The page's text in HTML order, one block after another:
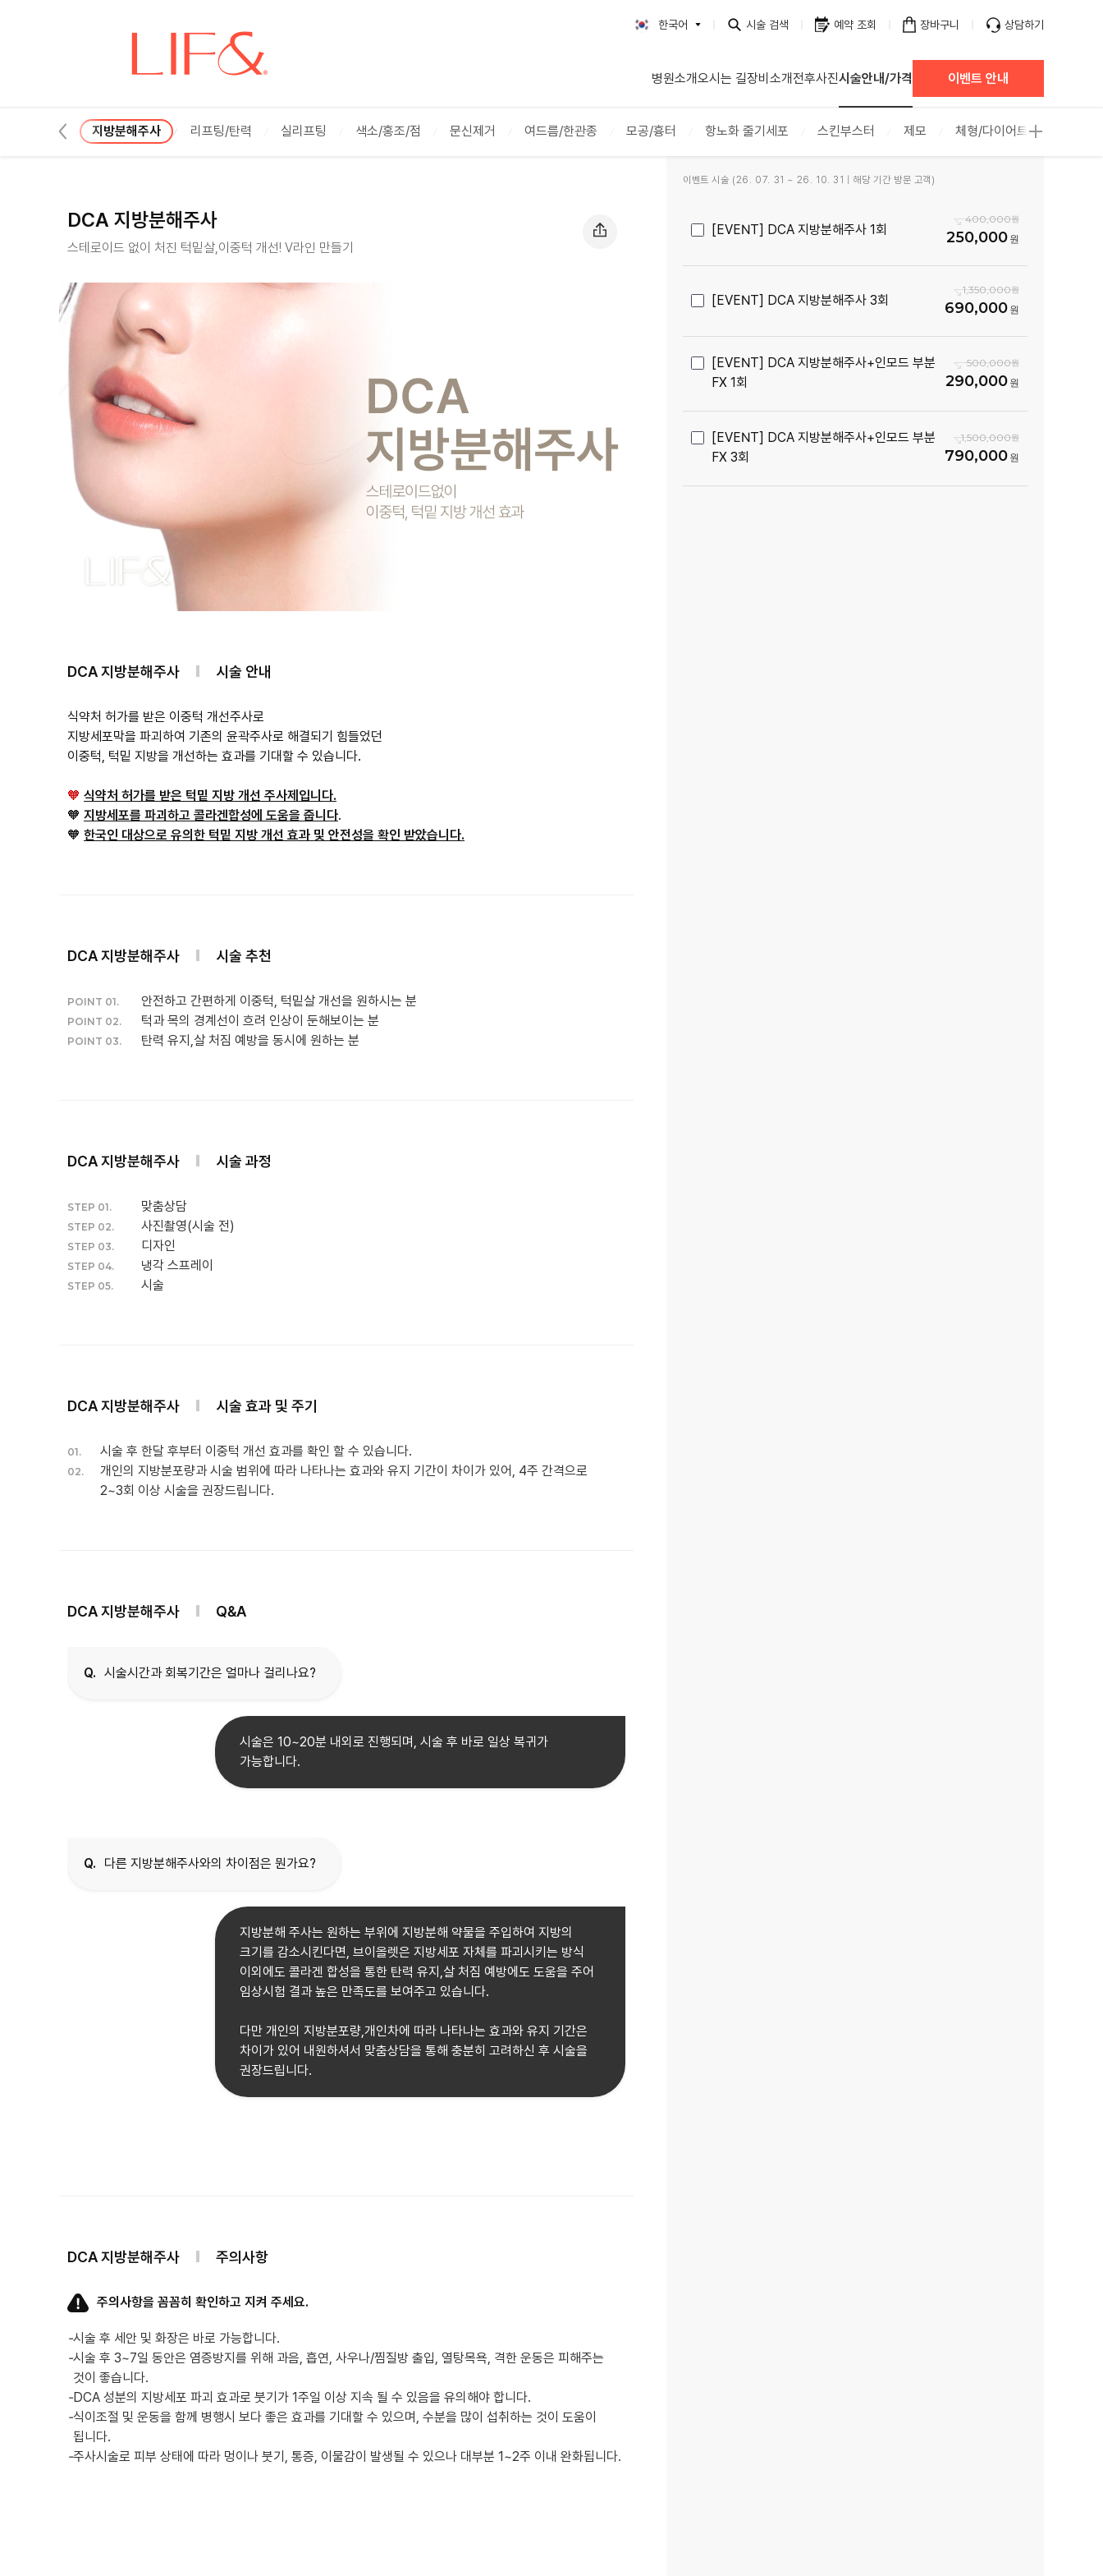
한국어
English
简体字
시술 검색 예약 조회 장바구니 상담하기
병원소개오시는 길장비소개전후사진시술안내/가격 이벤트 안내
지방흡입 지방분해주사 리프팅/탄력 실리프팅 색소/홍조/점 문신제거 여드름/한관종 모공/흉터 항노화 줄기세포 스킨부스터 제모 체형/다이어트
DCA 지방분해주사
스테로이드 없이 처진 턱밑살,이중턱 개선! V라인 만들기
DCA 지방분해주사 시술 안내
식약처 허가를 받은 이중턱 개선주사로
지방세포막을 파괴하여 기존의 윤곽주사로 해결되기 힘들었던
이중턱, 턱밑 지방을 개선하는 효과를 기대할 수 있습니다.
🧡 식약처 허가를 받은 턱밑 지방 개선 주사제입니다.
🧡 지방세포를 파괴하고 콜라겐합성에 도움을 줍니다.
🧡 한국인 대상으로 유의한 턱밑 지방 개선 효과 및 안전성을 확인 받았습니다.
DCA 지방분해주사 시술 추천
POINT 01. 안전하고 간편하게 이중턱, 턱밑살 개선을 원하시는 분
POINT 02. 턱과 목의 경계선이 흐려 인상이 둔해보이는 분
POINT 03. 탄력 유지,살 처짐 예방을 동시에 원하는 분
DCA 지방분해주사 시술 과정
STEP 01. 맞춤상담
STEP 02. 사진촬영(시술 전)
STEP 03. 디자인
STEP 04. 냉각 스프레이
STEP 05. 시술
DCA 지방분해주사 시술 효과 및 주기
01. 시술 후 한달 후부터 이중턱 개선 효과를 확인 할 수 있습니다.
02.
개인의 지방분포량과 시술 범위에 따라 나타나는 효과와 유지 기간이 차이가 있어, 4주 간격으로
2~3회 이상 시술을 권장드립니다.
DCA 지방분해주사 Q&A
Q. 시술시간과 회복기간은 얼마나 걸리나요?
시술은 10~20분 내외로 진행되며, 시술 후 바로 일상 복귀가
가능합니다.
Q. 다른 지방분해주사와의 차이점은 뭔가요?
지방분해 주사는 원하는 부위에 지방분해 약물을 주입하여 지방의
크기를 감소시킨다면, 브이올렛은 지방세포 자체를 파괴시키는 방식
이외에도 콜라겐 합성을 통한 탄력 유지,살 처짐 예방에도 도움을 주어
임상시험 결과 높은 만족도를 보여주고 있습니다.
다만 개인의 지방분포량,개인차에 따라 나타나는 효과와 유지 기간은
차이가 있어 내원하셔서 맞춤상담을 통해 충분히 고려하신 후 시술을
권장드립니다.
DCA 지방분해주사 주의사항
주의사항을 꼼꼼히 확인하고 지켜 주세요.
-시술 후 세안 및 화장은 바로 가능합니다.
-시술 후 3~7일 동안은 염증방지를 위해 과음, 흡연, 사우나/찜질방 출입, 열탕목욕, 격한 운동은 피해주는
것이 좋습니다.
-DCA 성분의 지방세포 파괴 효과로 붓기가 1주일 이상 지속 될 수 있음을 유의해야 합니다.
-식이조절 및 운동을 함께 병행시 보다 좋은 효과를 기대할 수 있으며, 수분을 많이 섭취하는 것이 도움이
됩니다.
-주사시술로 피부 상태에 따라 멍이나 붓기, 통증, 이물감이 발생될 수 있으나 대부분 1~2주 이내 완화됩니다.
이벤트 시술 (26. 07. 31 ~ 26. 10. 31 | 해당 기간 방문 고객)
[EVENT] DCA 지방분해주사 1회
400,000
250,000
[EVENT] DCA 지방분해주사 3회
1,350,000
690,000
[EVENT] DCA 지방분해주사+인모드 부분
FX 1회
500,000
290,000
[EVENT] DCA 지방분해주사+인모드 부분
FX 3회
1,500,000
790,000